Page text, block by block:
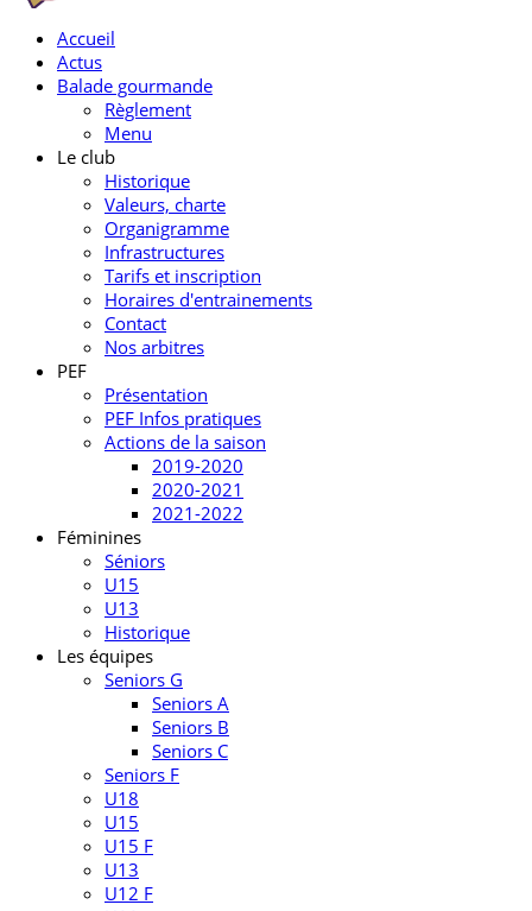
Accueil
Actus
Balade gourmande
Règlement
Menu
Le club
Historique
Valeurs, charte
Organigramme
Infrastructures
Tarifs et inscription
Horaires d'entrainements
Contact
Nos arbitres
PEF
Présentation
PEF Infos pratiques
Actions de la saison
2019-2020
2020-2021
2021-2022
Féminines
Séniors
U15
U13
Historique
Les équipes
Seniors G
Seniors A
Seniors B
Seniors C
Seniors F
U18
U15
U15 F
U13
U12 F